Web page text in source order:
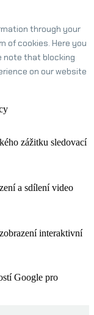
through your
of cookies. Here you
note that blocking
on our website
zážitku sledovací
a sdílení video
interaktivní
Google pro